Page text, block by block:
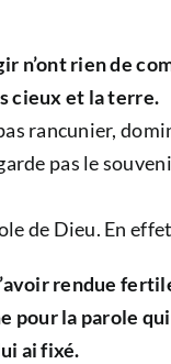
n’ont rien de
cieux et la terre.
rancunier,
pas le
de Dieu. En
rendue
pour la parole
ai fixé.